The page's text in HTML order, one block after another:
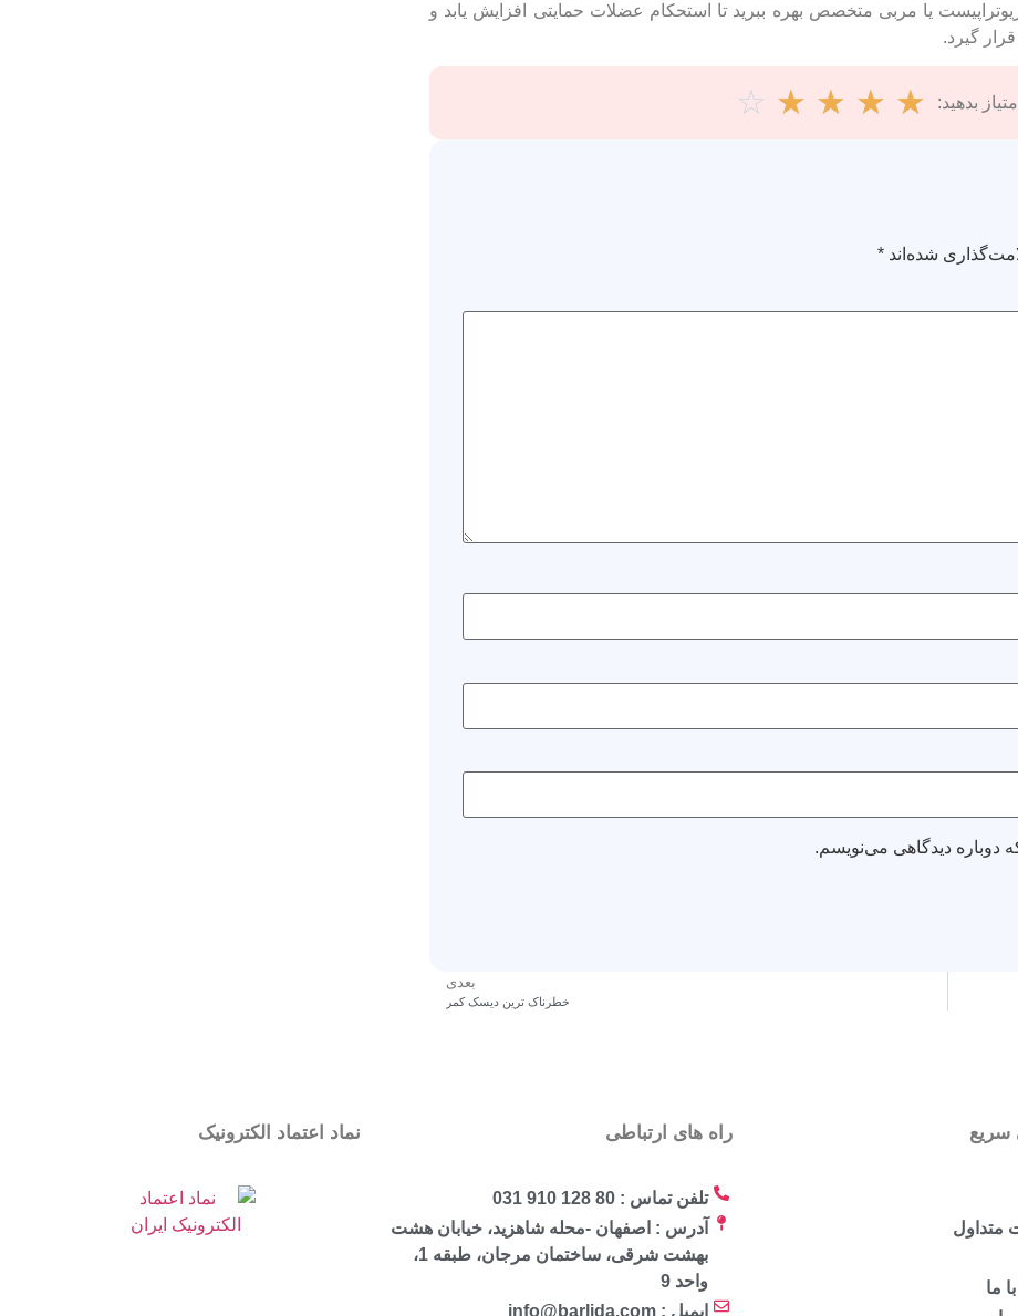
یا مربی متخصص بهره ببرید تا استحکام عضلات حمایتی افزایش یابد و
گیرد.
بدهید: ☆
☆
☆
☆
☆
شده‌اند *
دوباره دیدگاهی می‌نویسم.
بعدی
خطرناک ترین دیسک کمر
متداول
ما
راه های ارتباطی
تلفن تماس : 80 128 910 031
آدرس : اصفهان -محله شاهزید، خیابان هشت
بهشت شرقی، ساختمان مرجان، طبقه 1،
واحد 9
ایمیل : info@barlida.com
نماد اعتماد الکترونیک